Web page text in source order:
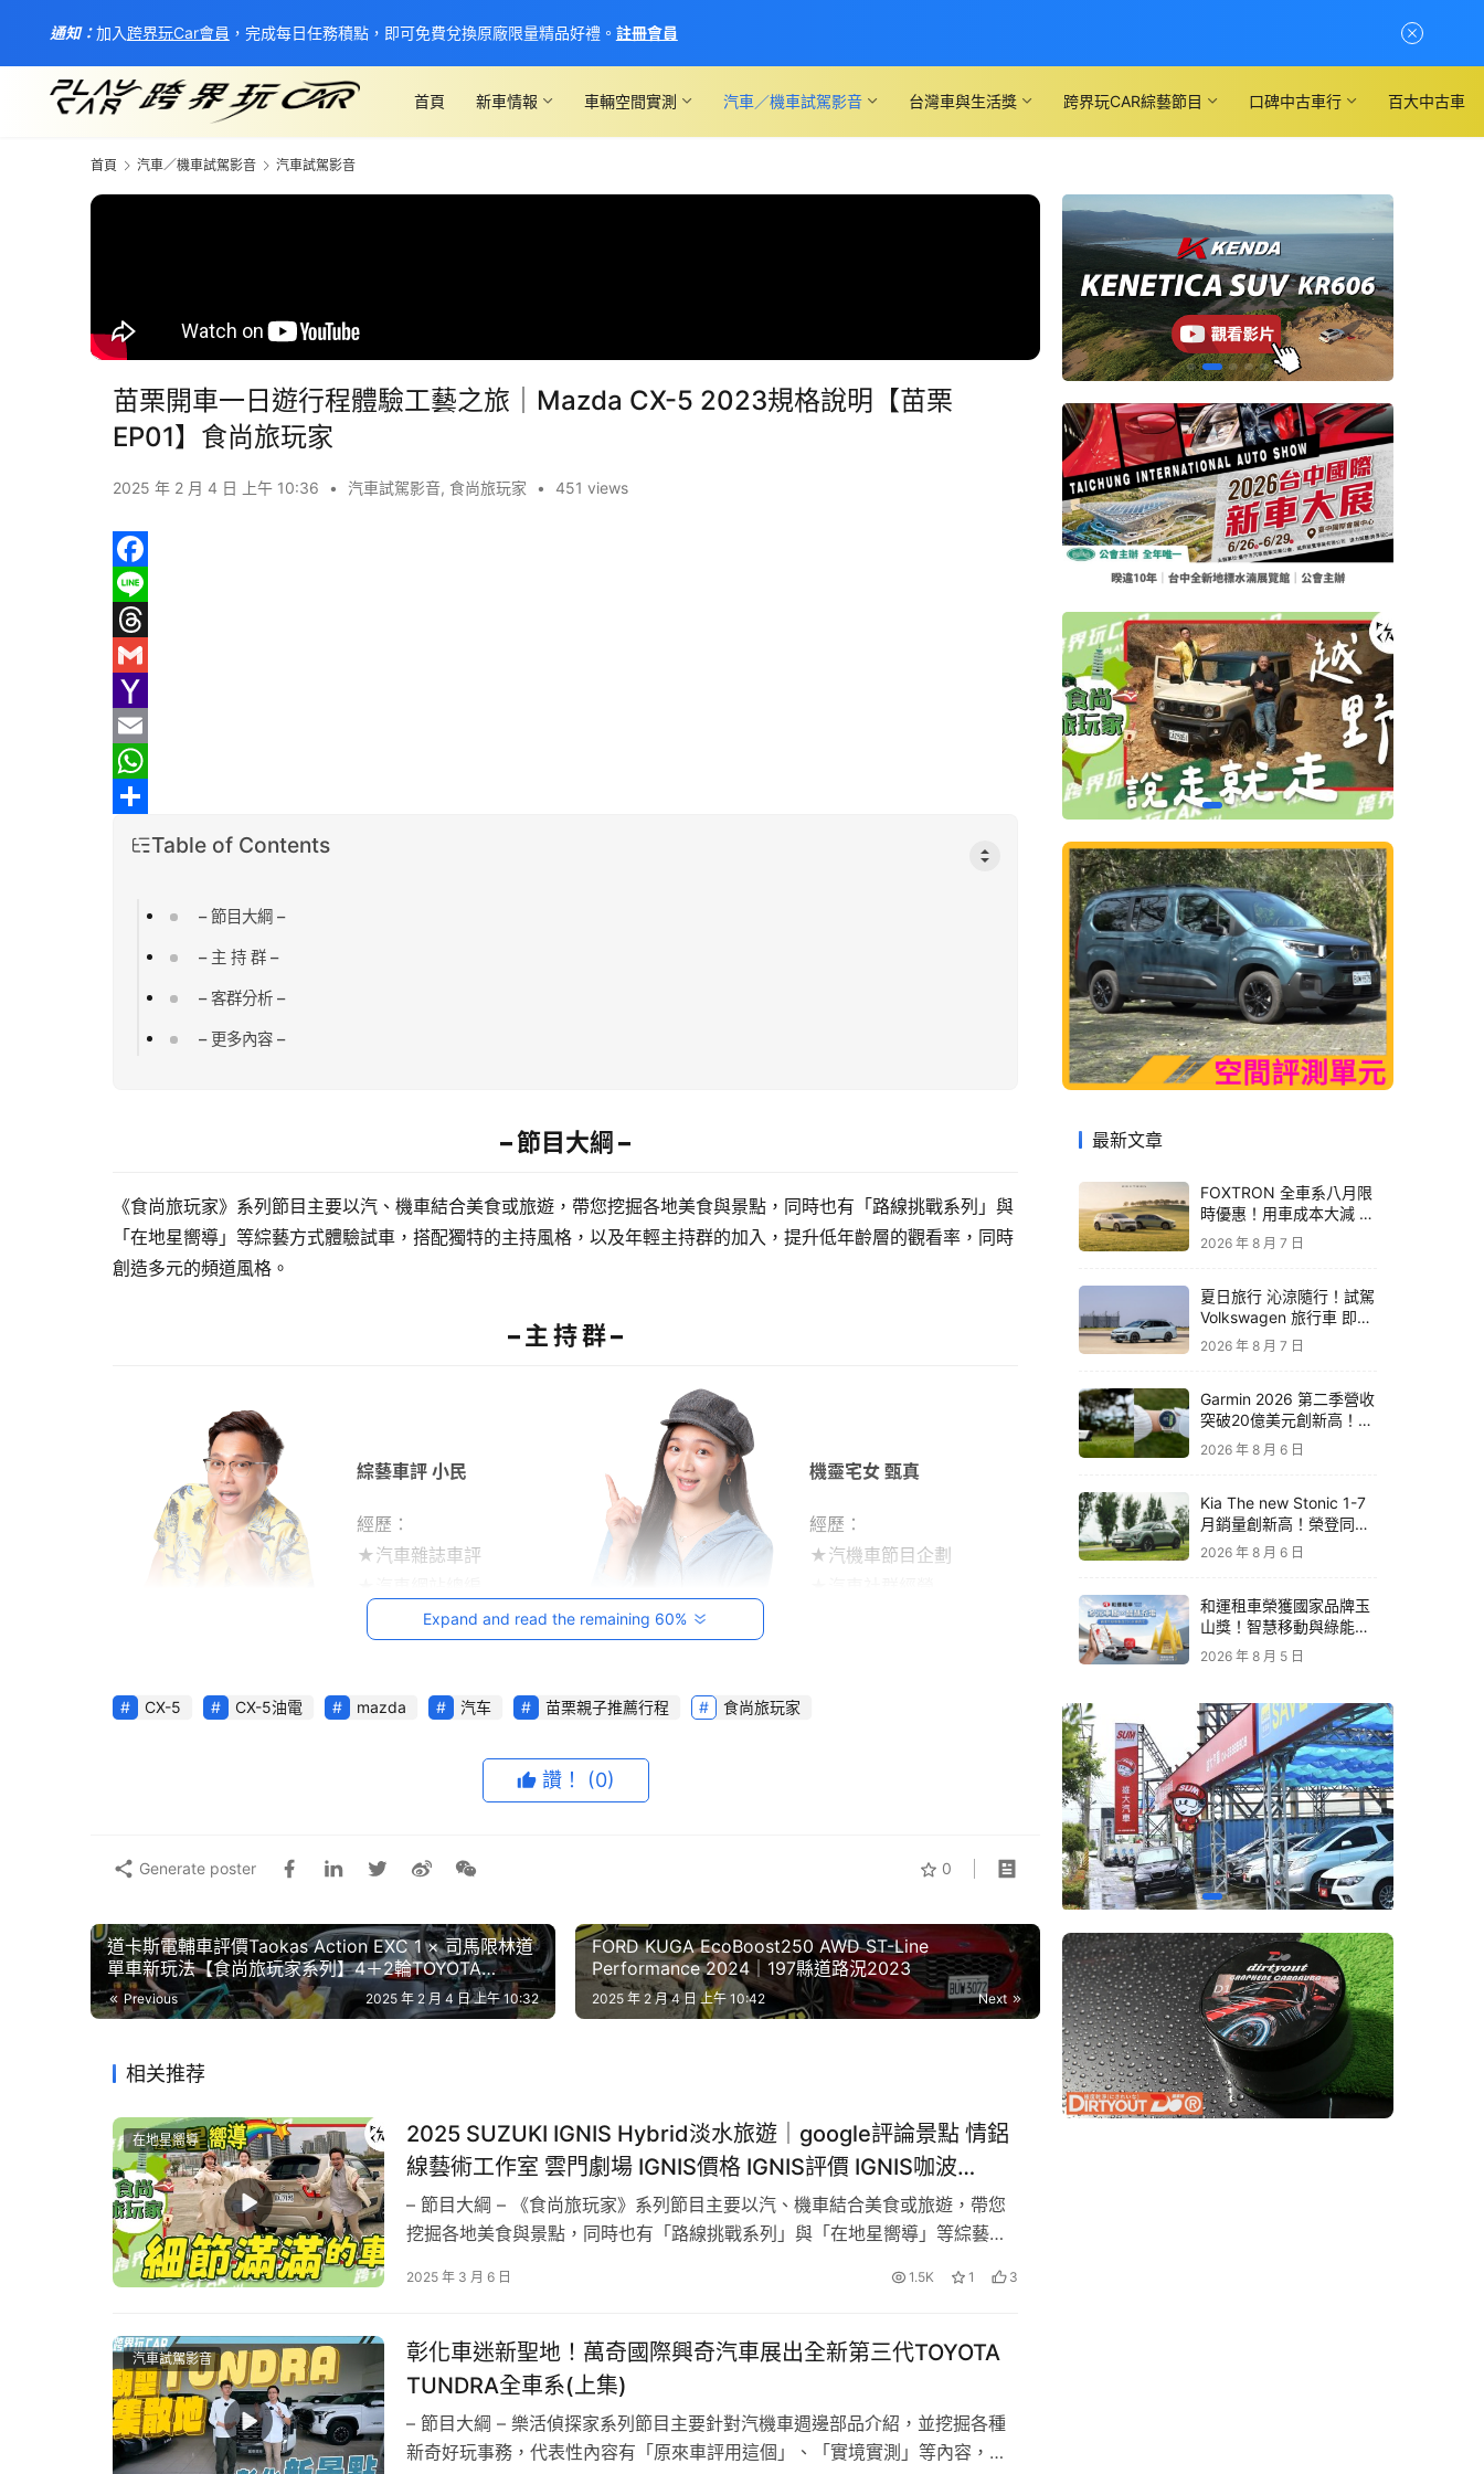
首頁 新車情報 車輛空間實測 汽車／機車試駕影音 台灣車與生活獎 跨界玩CAR綜藝節目 口碑中古車行 百大中古車
首頁 汽車／機車試駕影音 汽車試駕影音
苗栗開車一日遊行程體驗工藝之旅│Mazda CX-5 2023規格說明【苗栗
EP01】食尚旅玩家
2025 年 2 月 4 日 上午 10:36 • 汽車試駕影音, 食尚旅玩家 • 451 views
F
a
c
b
o
o
L
e
T
r
e
a
G
m
a
Y
a
h
E
m
W
Table of Contents
– 節目大綱 –
– 主 持 群 –
– 客群分析 –
– 更多內容 –
– 節目大綱 –
《食尚旅玩家》系列節目主要以汽、機車結合美食或旅遊，帶您挖掘各地美食與景點，同時也有「路線挑戰系列」與
「在地星嚮導」等綜藝方式體驗試車，搭配獨特的主持風格，以及年輕主持群的加入，提升低年齡層的觀看率，同時
創造多元的頻道風格。
– 主 持 群 –
綜藝車評 小民
經歷：
★汽車雜誌車評
★現任跨界玩Car總編
機靈宅女 甄真
經歷：
★汽機車節目企劃
經歷：
★汽車網站編輯
★現任跨界玩Car主持
– 客群分析 –
客層性別
女性 22.6%
男性 77.4%
18-24歲 8.9%
55-64歲 12.4%
※此為《食尚旅玩家》系列節目Youtube客群分析數據。
Expand and read the remaining 60%
CX-5 CX-5油電 mazda 汽车 苗栗親子推薦行程 食尚旅玩家
讚！ (0)
0
Generate poster
道卡斯電輔車評價Taokas Action EXC 1 × 司馬限林道
單車新玩法【食尚旅玩家系列】4＋2輪TOYOTA
Corolla Cross
Previous 2025 年 2 月 4 日 上午 10:32
FORD KUGA EcoBoost250 AWD ST-Line
Performance 2024│197縣道路況2023
Next
2025 年 2 月 4 日 上午 10:42
相关推荐
在地星嚮導
2025 SUZUKI IGNIS Hybrid淡水旅遊│google評論景點 情鋁
線藝術工作室 雲門劇場 IGNIS價格 IGNIS評價 IGNIS咖波
IGNIS空間 IGNIS後座 鋁線工藝教室
– 節目大綱 – 《食尚旅玩家》系列節目主要以汽、機車結合美食或旅遊，帶您
挖掘各地美食與景點，同時也有「路線挑戰系列」與「在地星嚮導」等綜藝方
觀看率，同時創造多元的頻道風格。 – 主 持 群 – 綜藝車評 小民 經歷：★汽車
2025 年 3 月 6 日 1.5K 1 3
汽車試駕影音
彰化車迷新聖地！萬奇國際興奇汽車展出全新第三代TOYOTA
TUNDRA全車系(上集)
– 節目大綱 – 樂活偵探家系列節目主要針對汽機車週邊部品介紹，並挖掘各種
新奇好玩事務，代表性內容有「原來車評用這個」、「實境實測」等內容，並
最新文章
FOXTRON 全車系八月限
時優惠！用車成本大減 開
啟「零稅金＋零保養」純
電新生活
2026 年 8 月 7 日
夏日旅行 沁涼隨行！試駕
Volkswagen 旅行車 即享
精品咖啡卡
2026 年 8 月 7 日
Garmin 2026 第二季營收
突破20億美元創新高！收
購 TrainingPeaks、
TrainHeroic 擴展智慧訓
2026 年 8 月 6 日
Kia The new Stonic 1-7
月銷量創新高！榮登同級
進口車銷售亞軍｜79.9萬
2026 年 8 月 6 日
和運租車榮獲國家品牌玉
山獎！智慧移動與綠能創
新 打造低碳永續新價值
2026 年 8 月 5 日
通知：加入 跨界玩Car會員 ，完成每日任務積點，即可免費兌換原廠限量精品好禮。 註冊會員